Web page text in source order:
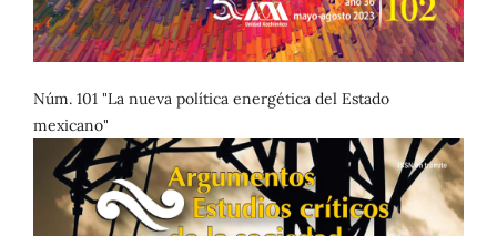
Núm. 101 "La nueva política energética del Estado
mexicano"